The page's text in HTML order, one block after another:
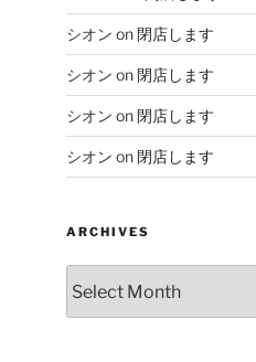
シオン on閉店します
シオン on閉店します
シオン on閉店します
シオン on閉店します
ARCHIVES